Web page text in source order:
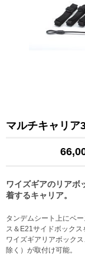
マルチキャリア
ワイズギアのリアボ
着するキャリア。
タンデムシート上にベ
ス＆E21サイドボックス
ワイズギアリアボック
除く）が取付け可能。